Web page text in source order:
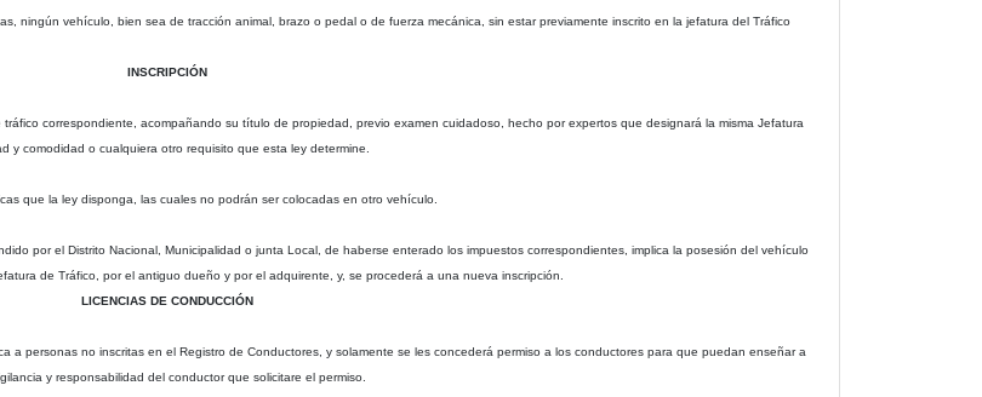
ningún vehículo, bien sea de tracción animal, brazo o pedal o de fuerza mecánica, sin estar previamente inscrito en la jefatura del Tráfico
INSCRIPCIÓN
correspondiente, acompañando su título de propiedad, previo examen cuidadoso, hecho por expertos que designará la misma Jefatura
comodidad o cualquiera otro requisito que esta ley determine.
que la ley disponga, las cuales no podrán ser colocadas en otro vehículo.
por el Distrito Nacional, Municipalidad o junta Local, de haberse enterado los impuestos correspondientes, implica la posesión del vehículo
de Tráfico, por el antiguo dueño y por el adquirente, y, se procederá a una nueva inscripción.
LICENCIAS DE CONDUCCIÓN
a personas no inscritas en el Registro de Conductores, y solamente se les concederá permiso a los conductores para que puedan enseñar a
y responsabilidad del conductor que solicitare el permiso.